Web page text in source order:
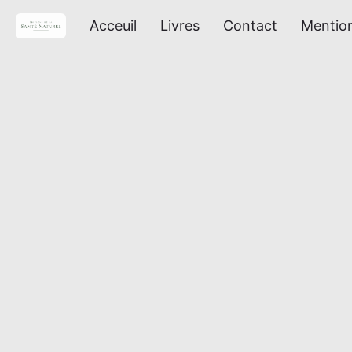
Acceuil Livres Contact